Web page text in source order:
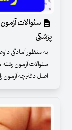
سئوالات
پزشکی
به منظور آمادگی
سئوالات آزمون
اصل دفترچه آزمون را که دارای 45 سئوال می باشد را